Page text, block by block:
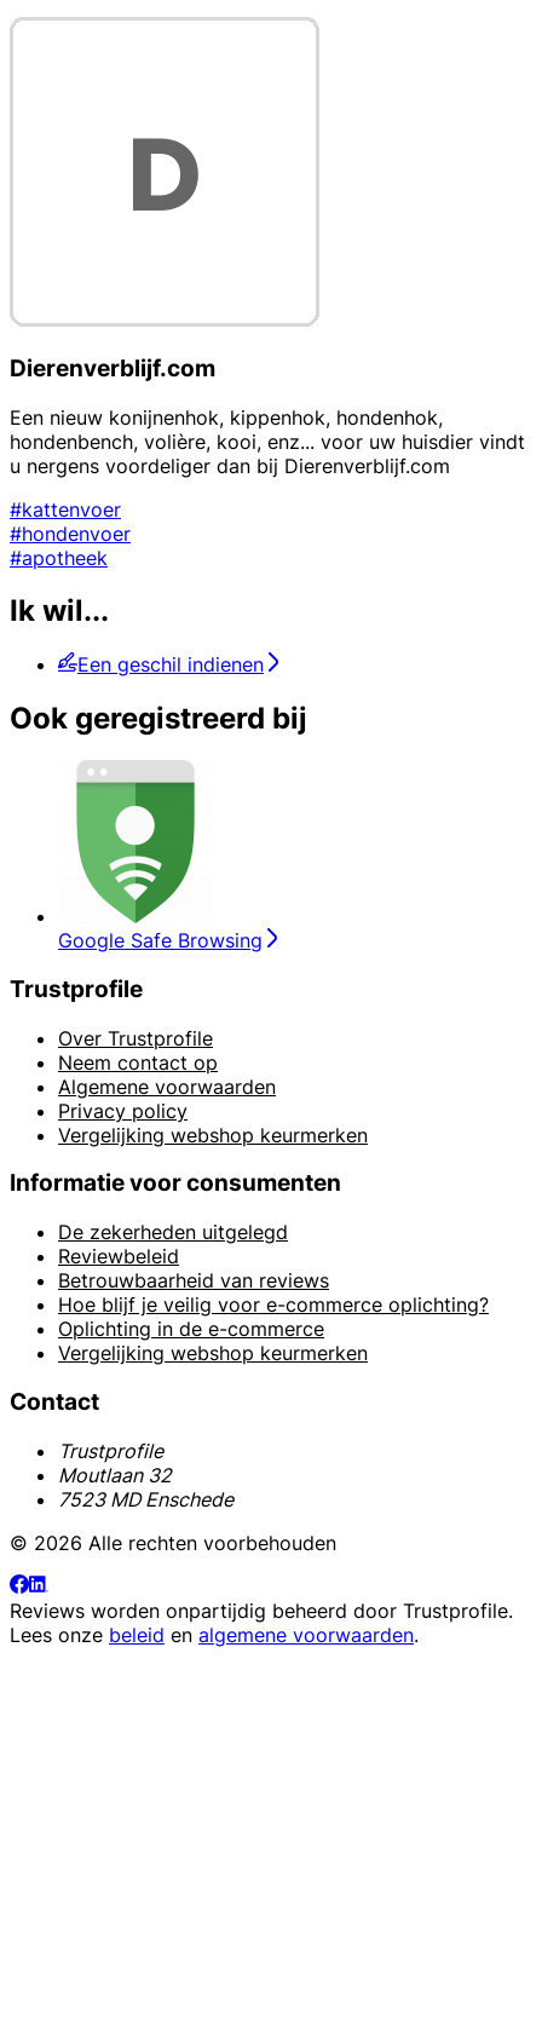
Dierenverblijf.com
Een nieuw konijnenhok, kippenhok, hondenhok,
hondenbench, volière, kooi, enz... voor uw huisdier vindt
u nergens voordeliger dan bij Dierenverblijf.com
#kattenvoer
#hondenvoer
#apotheek
Ik wil...
Een geschil indienen
Ook geregistreerd bij
Google Safe Browsing
Trustprofile
Over Trustprofile
Neem contact op
Algemene voorwaarden
Privacy policy
Vergelijking webshop keurmerken
Informatie voor consumenten
De zekerheden uitgelegd
Reviewbeleid
Betrouwbaarheid van reviews
Hoe blijf je veilig voor e-commerce oplichting?
Oplichting in de e-commerce
Vergelijking webshop keurmerken
Contact
Trustprofile
Moutlaan 32
7523 MD Enschede
© 2026 Alle rechten voorbehouden
Reviews worden onpartijdig beheerd door Trustprofile.
Lees onze beleid en algemene voorwaarden.